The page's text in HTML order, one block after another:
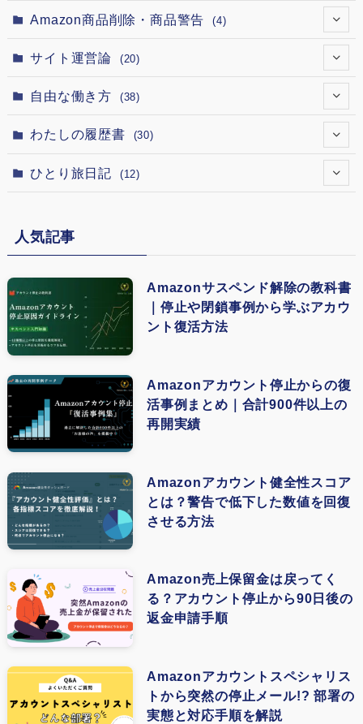
(12)
(12)
(1)
(1)
(2)
(5)
(1)
(7)
(4)
(1)
(2)
(1)
(1)
(1)
(1)
(3)
(1)
(1)
(1)
(1)
(1)
(1)
(5)
Amazon商品削除・商品警告 (4)
サイト運営論 (20)
(1)
(1)
自由な働き方 (38)
(1)
(15)
わたしの履歴書 (30)
(5)
(3)
(3)
(5)
(4)
(4)
ひとり旅日記 (12)
(4)
人気記事
Amazonサスペンド解除の教科書
｜停止や閉鎖事例から学ぶアカウ
ント復活方法
Amazonアカウント停止からの復
活事例まとめ｜合計900件以上の
再開実績
Amazonアカウント健全性スコア
とは？警告で低下した数値を回復
させる方法
Amazon売上保留金は戻ってく
る？アカウント停止から90日後の
返金申請手順
Amazonアカウントスペシャリス
トから突然の停止メール!? 部署の
実態と対応手順を解説